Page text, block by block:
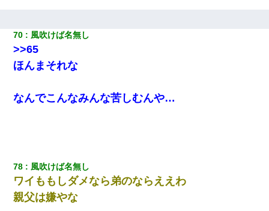
70 風吹けば名無し
>>65
ほんまそれな
なんでこんなみんな苦しむんや…
78 風吹けば名無し
ワイももしダメなら弟のならええわ
親父は嫌やな